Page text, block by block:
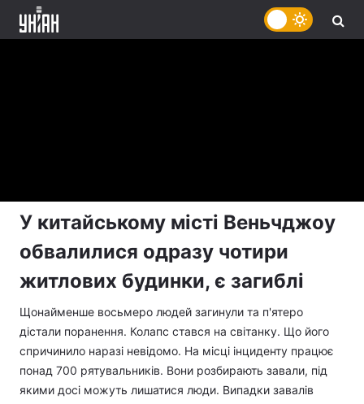
У китайському місті Веньчджоу
обвалилися одразу чотири
житлових будинки, є загиблі
Щонайменше восьмеро людей загинули та п'ятеро
дістали поранення. Колапс стався на світанку. Що його
спричинило наразі невідомо. На місці інциденту працює
понад 700 рятувальників. Вони розбирають завали, під
якими досі можуть лишатися люди. Випадки завалів